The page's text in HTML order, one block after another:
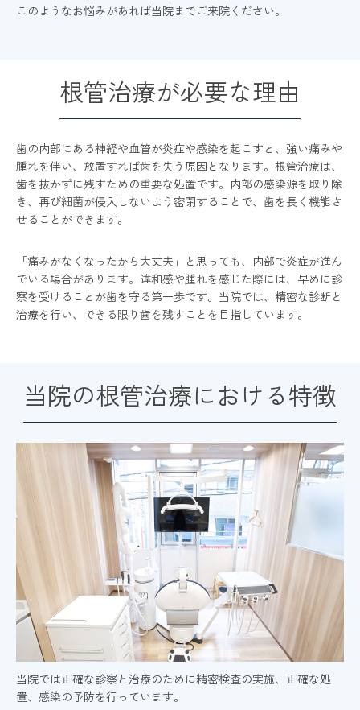
このようなお悩みがあれば当院までご来院ください。
根管治療が必要な理由
歯の内部にある神経や血管が炎症や感染を起こすと、強い痛みや
腫れを伴い、放置すれば歯を失う原因となります。根管治療は、
歯を抜かずに残すための重要な処置です。内部の感染源を取り除
き、再び細菌が侵入しないよう密閉することで、歯を長く機能さ
せることができます。
「痛みがなくなったから大丈夫」と思っても、内部で炎症が進ん
でいる場合があります。違和感や腫れを感じた際には、早めに診
察を受けることが歯を守る第一歩です。当院では、精密な診断と
治療を行い、できる限り歯を残すことを目指しています。
当院の根管治療における特徴
当院では正確な診察と治療のために精密検査の実施、正確な処
置、感染の予防を行っています。